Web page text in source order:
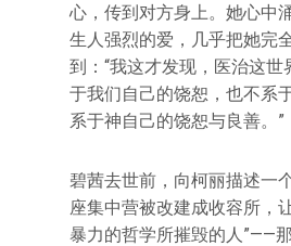
心，传到对方身上。她心中
生人强烈的爱，几乎把她完
到：“我这才发现，医治这世
于我们自己的饶恕，也不系
系于神自己的饶恕与良善。”
碧茜去世前，向柯丽描述一
座集中营被改建成收容所，
暴力的哲学所摧毁的人”——